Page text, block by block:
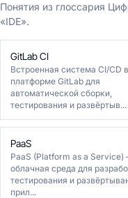
Понятия из глоссария
«IDE».
GitLab CI
Встроенная система CI/CD в
платформе GitLab для
автоматической сборки,
тестирования и развёртыв...
PaaS
PaaS (Platform as a Service)
облачная среда для
тестирования и
прил...